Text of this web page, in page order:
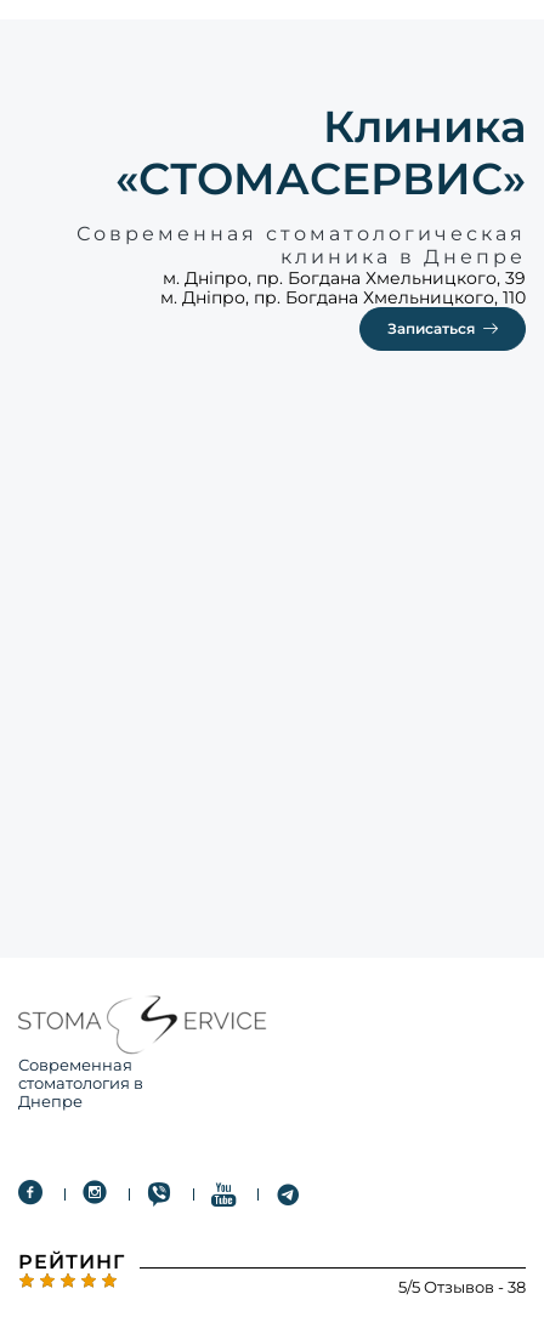
Клиника
«СТОМАСЕРВИС»
Современная стоматологическая
клиника в Днепре
м. Дніпро, пр. Богдана Хмельницкого, 39
м. Дніпро, пр. Богдана Хмельницкого, 110
Записаться
Современная
стоматология в
Днепре
РЕЙТИНГ
5/5 Отзывов - 38